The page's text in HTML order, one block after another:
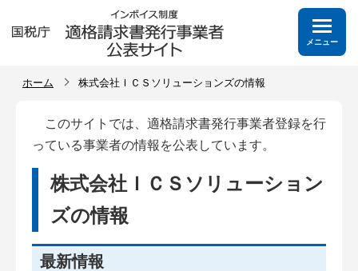
メニュー
ホーム 株式会社ＩＣＳソリューションズの情報
このサイトでは、適格請求書発行事業者登録を行
っている事業者の情報を公表しています。
株式会社ＩＣＳソリューション
ズの情報
最新情報